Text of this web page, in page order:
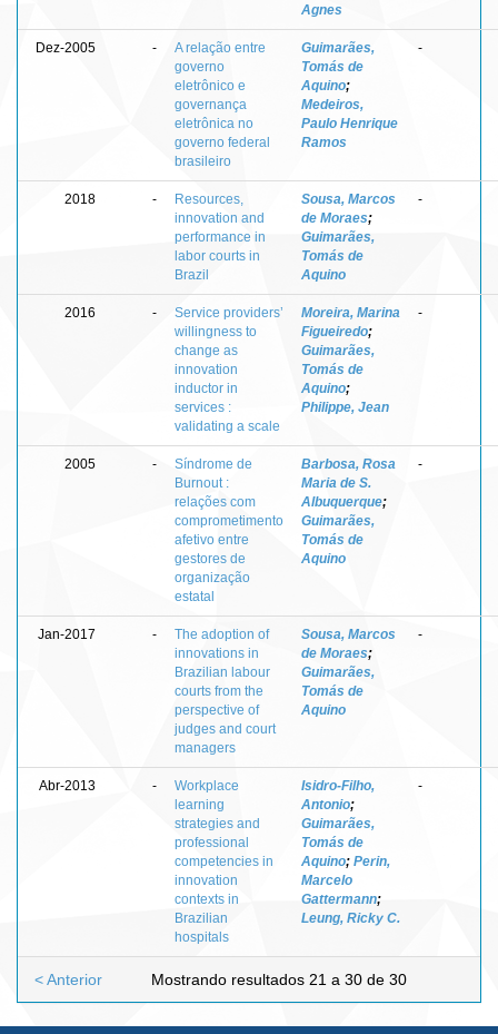
Agnes
Dez-2005 -
A relação entre
governo
eletrônico e
governança
eletrônica no
governo federal
brasileiro
Guimarães,
Tomás de
Aquino;
Medeiros,
Paulo Henrique
Ramos
-
2018 -
Resources,
innovation and
performance in
labor courts in
Brazil
Sousa, Marcos
de Moraes;
Guimarães,
Tomás de
Aquino
-
2016 -
Service providers’
willingness to
change as
innovation
inductor in
services :
validating a scale
Moreira, Marina
Figueiredo;
Guimarães,
Tomás de
Aquino;
Philippe, Jean
-
2005 -
Síndrome de
Burnout :
relações com
comprometimento
afetivo entre
gestores de
organização
estatal
Barbosa, Rosa
Maria de S.
Albuquerque;
Guimarães,
Tomás de
Aquino
-
Jan-2017 -
The adoption of
innovations in
Brazilian labour
courts from the
perspective of
judges and court
managers
Sousa, Marcos
de Moraes;
Guimarães,
Tomás de
Aquino
-
Abr-2013 -
Workplace
learning
strategies and
professional
competencies in
innovation
contexts in
Brazilian
hospitals
Isidro-Filho,
Antonio;
Guimarães,
Tomás de
Aquino; Perin,
Marcelo
Gattermann;
Leung, Ricky C.
-
Mostrando resultados 21 a 30 de 30
< Anterior